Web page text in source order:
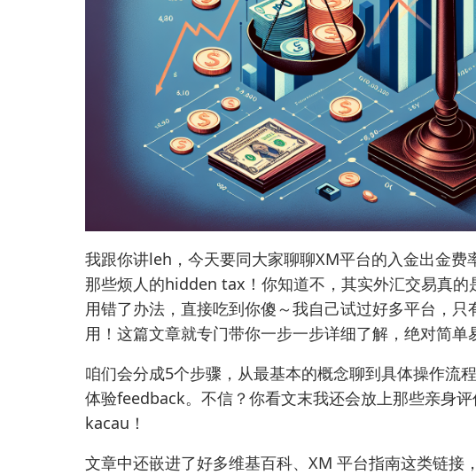
我跟你讲leh，今天要同大家聊聊XM平台的入金出金
那些烦人的hidden tax！你知道不，其实外汇交易真
用错了办法，直接吃到你傻～我自己试过好多平台，
用！这篇文章就专门带你一步一步详细了解，绝对简单
咱们会分成5个步骤，从最基本的概念聊到具体操作流
体验feedback。不信？你看文末我还会放上那些亲身
kacau！
文章中还嵌进了好多维基百科、 XM 平台指南这类链接